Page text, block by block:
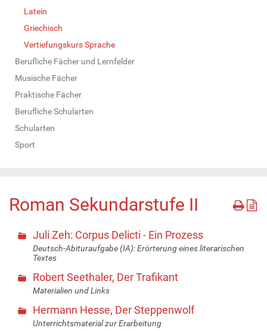
Latein
Griechisch
Vertiefungskurs Sprache
Berufliche Fächer und Lernfelder
Musische Fächer
Praktische Fächer
Berufliche Schularten
Schularten
Sport
Roman Sekundarstufe II
Juli Zeh: Corpus Delicti - Ein Prozess
Deutsch-Abituraufgabe (IA): Erörterung eines literarischen
Textes
Robert Seethaler, Der Trafikant
Materialien und Links
Hermann Hesse, Der Steppenwolf
Unterrichtsmaterial zur Erarbeitung